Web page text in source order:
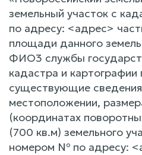
земельный участок с
по адресу: <адрес>
площади данного
ФИО3 службы
кадастра и
существующие
местоположении,
(координатах
(700 кв.м) земельного
номером № по адресу: